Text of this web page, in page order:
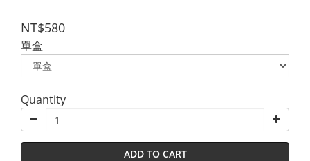
NT$580
單盒
Quantity
ADD TO CART